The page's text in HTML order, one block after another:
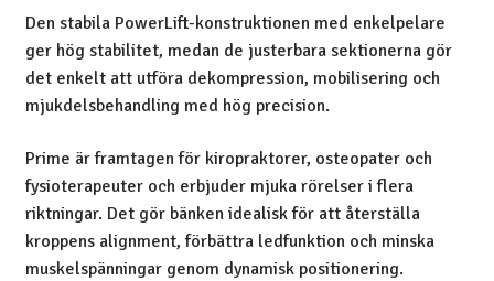
Den stabila PowerLift-konstruktionen med enkelpelare
ger hög stabilitet, medan de justerbara sektionerna gör
det enkelt att utföra dekompression, mobilisering och
mjukdelsbehandling med hög precision.
Prime är framtagen för kiropraktorer, osteopater och
fysioterapeuter och erbjuder mjuka rörelser i flera
riktningar. Det gör bänken idealisk för att återställa
kroppens alignment, förbättra ledfunktion och minska
muskelspänningar genom dynamisk positionering.